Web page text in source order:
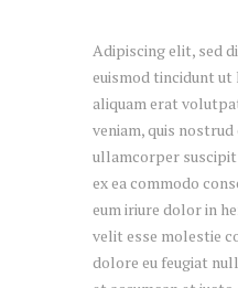
Adipiscing elit, sed
euismod tincidunt
aliquam erat
veniam, quis
ullamcorper
ex ea commodo
eum iriure dolor in
velit esse molestie
dolore eu feugiat